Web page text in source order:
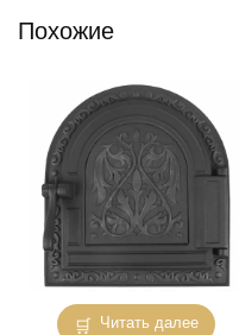
Похожие
Читать далее